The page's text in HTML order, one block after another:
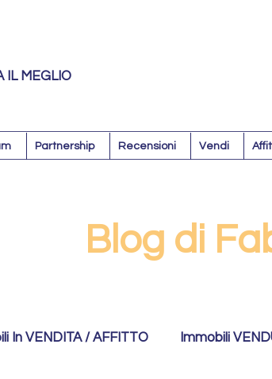
IL MEGLIO
Partnership Recensioni Vendi
Blog di
In VENDITA / AFFITTO Immobili